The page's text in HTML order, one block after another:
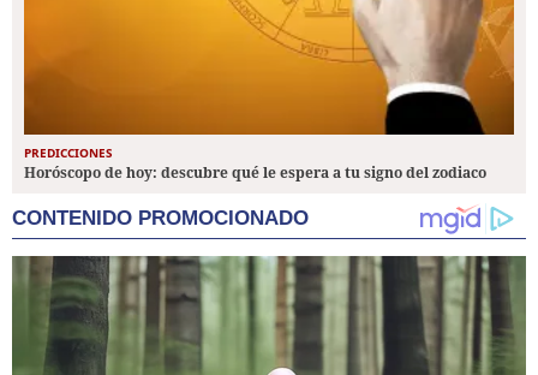
PREDICCIONES
Horóscopo de hoy: descubre qué le espera a tu signo del zodiaco
CONTENIDO PROMOCIONADO